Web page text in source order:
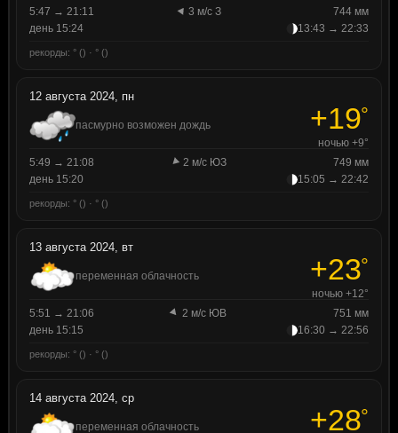
5:47 → 21:11
3 м/с З
744 мм
день 15:24
13:43 → 22:33
рекорды: ° () · ° ()
12 августа 2024, пн
пасмурно возможен дождь +19°
ночью +9°
5:49 → 21:08
2 м/с ЮЗ
749 мм
день 15:20
15:05 → 22:42
рекорды: ° () · ° ()
13 августа 2024, вт
переменная облачность +23°
ночью +12°
5:51 → 21:06
2 м/с ЮВ
751 мм
день 15:15
16:30 → 22:56
рекорды: ° () · ° ()
14 августа 2024, ср
переменная облачность +28°